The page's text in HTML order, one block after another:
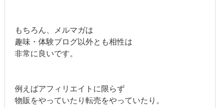
もちろん、メルマガは
趣味・体験ブログ以外とも相性は
非常に良いです。
例えばアフィリエイトに限らず
物販をやっていたり転売をやっていたり。